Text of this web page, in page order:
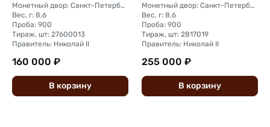
Монетный двор: Санкт-Петербургский монетный двор
Вес, г: 8,6
Проба: 900
Тираж, шт: 27600013
Правитель: Николай II
160 000 ₽
В корзину
Монетный двор: Санкт-Петербургский монетный двор
Вес, г: 8,6
Проба: 900
Тираж, шт: 2817019
Правитель: Николай II
255 000 ₽
В корзину